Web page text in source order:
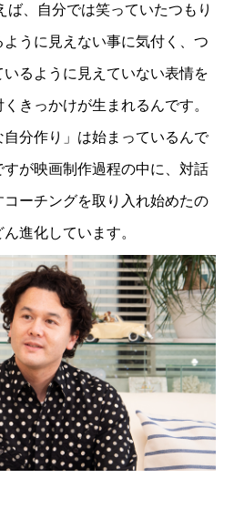
ば、自分では笑っていたつもり
うに見えない事に気付く、つ
るように見えていない表情を
きっかけが生まれるんです。
分作り」は始まっているんで
が映画制作過程の中に、対話
ーチングを取り入れ始めたの
進化しています。